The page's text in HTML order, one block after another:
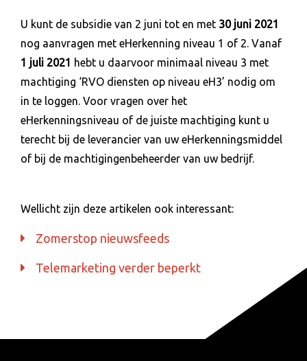
U kunt de subsidie van 2 juni tot en met 30 juni 2021
nog aanvragen met eHerkenning niveau 1 of 2. Vanaf
1 juli 2021 hebt u daarvoor minimaal niveau 3 met
machtiging ‘RVO diensten op niveau eH3’ nodig om
in te loggen. Voor vragen over het
eHerkenningsniveau of de juiste machtiging kunt u
terecht bij de leverancier van uw eHerkenningsmiddel
of bij de machtigingenbeheerder van uw bedrijf.
Wellicht zijn deze artikelen ook interessant:
Zomerstop nieuwsfeeds
Telemarketing verder beperkt